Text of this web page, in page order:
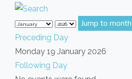
Jump to month
Preceding Day
Monday 19 January 2026
Following Day